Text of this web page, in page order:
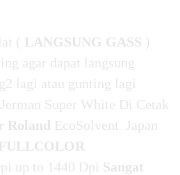
( LANGSUNG GASS )
agar dapat langsung
lagi atau gunting lagi
Super White Di Cetak
Roland EcoSolvent Japan
up to 1440 Dpi Sangat